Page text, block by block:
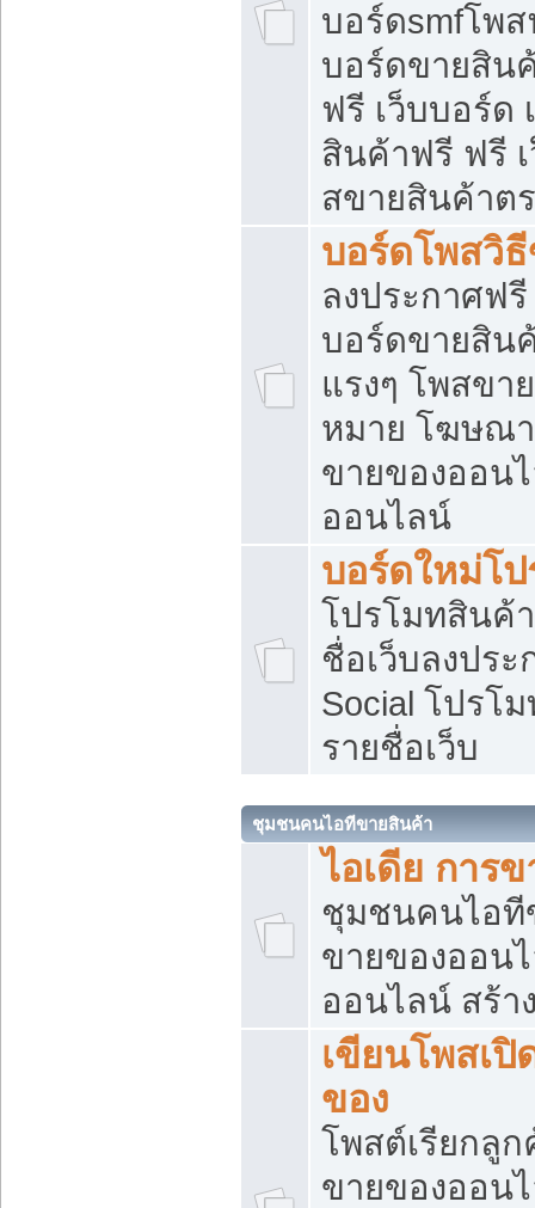
บอร์ดsmfโพ
บอร์ดขายสิน
ฟรี เว็บบอร์ด
สินค้าฟรี ฟรี
สขายสินค้าต
บอร์ดโพสวิ
ลงประกาศฟรี
บอร์ดขายสิน
แรงๆ โพสขา
หมาย โฆษณ
ขายของออน
ออนไลน์
บอร์ดใหม่โ
โปรโมทสินค้
ชื่อเว็บลงปร
Social โปรโ
รายชื่อเว็บ
ชุมชนคนไอทีขายสินค้า
ไอเดีย การ
ชุมชนคนไอที
ขายของออน
ออนไลน์ สร้า
เขียนโพสเปิ
ของ
โพสต์เรียกลู
ขายของออน